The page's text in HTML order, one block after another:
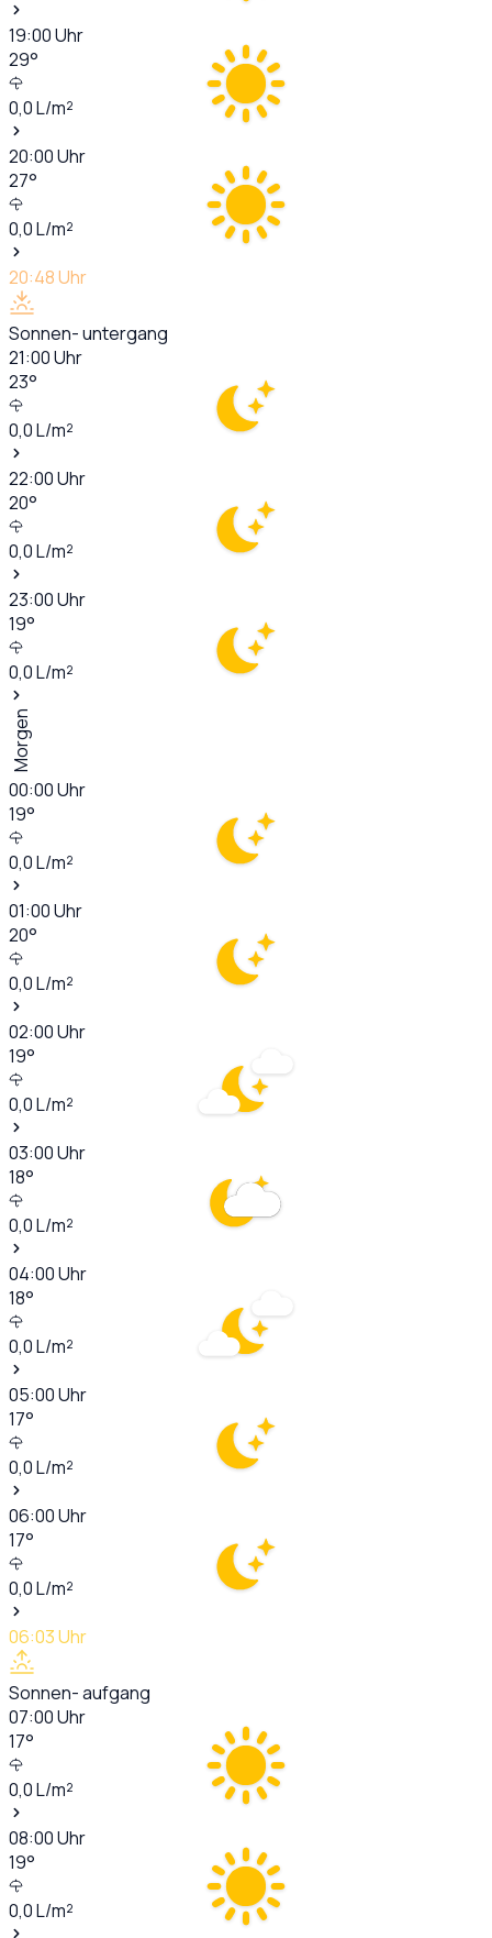
19:00Uhr
29°
0,0L/m²
20:00Uhr
27°
0,0L/m²
20:48Uhr
Sonnen- untergang
21:00Uhr
23°
0,0L/m²
22:00Uhr
20°
0,0L/m²
23:00Uhr
19°
0,0L/m²
Morgen
00:00Uhr
19°
0,0L/m²
01:00Uhr
20°
0,0L/m²
02:00Uhr
19°
0,0L/m²
03:00Uhr
18°
0,0L/m²
04:00Uhr
18°
0,0L/m²
05:00Uhr
17°
0,0L/m²
06:00Uhr
17°
0,0L/m²
06:03Uhr
Sonnen- aufgang
07:00Uhr
17°
0,0L/m²
08:00Uhr
19°
0,0L/m²